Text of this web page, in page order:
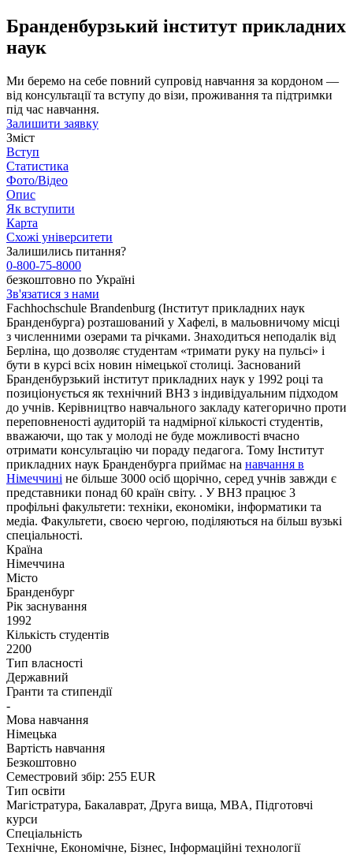
Бранденбурзький інститут прикладних
наук
Ми беремо на себе повний супровід навчання за кордоном —
від консультації та вступу до візи, проживання та підтримки
під час навчання.
Залишити заявку
Зміст
Вступ
Статистика
Фото/Відео
Опис
Як вступити
Карта
Схожі університети
Залишились питання?
0-800-75-8000
безкоштовно по Україні
Зв'язатися з нами
Fachhochschule Brandenburg (Інститут прикладних наук
Бранденбурга) розташований у Хафелі, в мальовничому місці
з численними озерами та річками. Знаходиться неподалік від
Берліна, що дозволяє студентам «тримати руку на пульсі» і
бути в курсі всіх новин німецької столиці. Заснований
Бранденбурзький інститут прикладних наук у 1992 році та
позиціонується як технічний ВНЗ з індивідуальним підходом
до учнів. Керівництво навчального закладу категорично проти
переповненості аудиторій та надмірної кількості студентів,
вважаючи, що так у молоді не буде можливості вчасно
отримати консультацію чи пораду педагога. Тому Інститут
прикладних наук Бранденбурга приймає на навчання в
Німеччині не більше 3000 осіб щорічно, серед учнів завжди є
представники понад 60 країн світу. . У ВНЗ працює 3
профільні факультети: техніки, економіки, інформатики та
медіа. Факультети, своєю чергою, поділяються на більш вузькі
спеціальності.
Країна
Німеччина
Місто
Бранденбург
Рік заснування
1992
Кількість студентів
2200
Тип власності
Державний
Гранти та стипендії
-
Мова навчання
Німецька
Вартість навчання
Безкоштовно
Семестровий збір: 255 EUR
Тип освіти
Магістратура, Бакалаврат, Друга вища, MBA, Підготовчі
курси
Спеціальність
Технічне, Економічне, Бізнес, Інформаційні технології